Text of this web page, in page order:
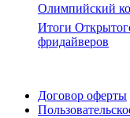
Олимпийский
Итоги
фридайверов
Договор оферты